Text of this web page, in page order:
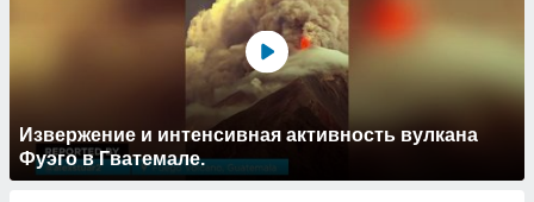
Извержение и интенсивная активность вулкана
Фуэго в Гватемале.